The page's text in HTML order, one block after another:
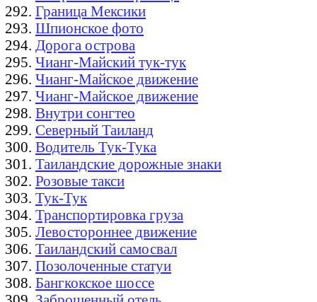
Граница Мексики
Шпионское фото
Дорога острова
Чианг-Майский тук-тук
Чианг-Майское движение
Чианг-Майское движение
Внутри сонгтео
Северный Таиланд
Водитель Тук-Тука
Таиландские дорожные знаки
Розовые такси
Тук-Тук
Транспортировка груза
Левостороннее движение
Таиландский самосвал
Позолоченные статуи
Бангкокское шоссе